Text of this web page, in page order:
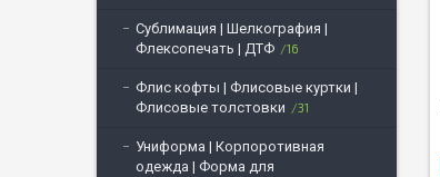
Сублимация | Шелкография |
Флексопечать | ДТФ
16
Флис кофты | Флисовые куртки |
Флисовые толстовки
31
Униформа | Корпоротивная
одежда | Форма для